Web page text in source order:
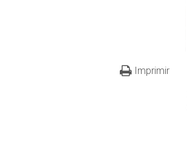
Imprimir